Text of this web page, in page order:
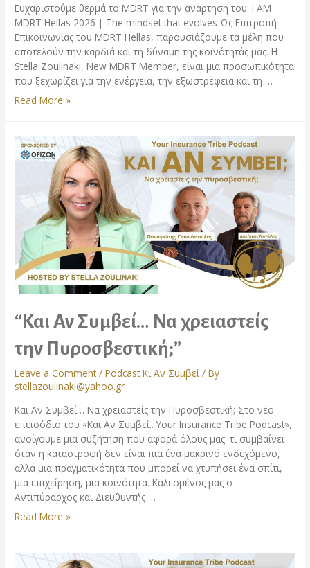
Ευχαριστούμε θερμά το MDRT για την ανάρτηση του: I AM
MDRT Hellas 2026 | The mindset that evolves Ως Επιτροπή
Επικοινωνίας του MDRT Hellas, παρουσιάζουμε τα μέλη που
αποτελούν την καρδιά και τη δύναμη της κοινότητάς μας. Η
Stella Zoulinaki, New MDRT Member, είναι μια προσωπικότητα
που ξεχωρίζει για την ενέργεια, την εξωστρέφεια και τη …
Read More »
“Και Αν Συμβεί… Να χρειαστείς
την Πυροσβεστική;”
Leave a Comment /Podcast Κι Αν Συμβεί/ By
stellazoulinaki@yahoo.gr
Και Αν Συμβεί… Να χρειαστείς την Πυροσβεστική; Στο νέο
επεισόδιο του «Και Αν Συμβεί.. Your Insurance Tribe Podcast»,
ανοίγουμε μια συζήτηση που αφορά όλους μας: τι συμβαίνει
όταν η καταστροφή δεν είναι πια ένα μακρινό ενδεχόμενο,
αλλά μια πραγματικότητα που μπορεί να χτυπήσει ένα σπίτι,
μια επιχείρηση, μια κοινότητα. Καλεσμένος μας ο
Αντιπύραρχος και Διευθυντής …
Read More »